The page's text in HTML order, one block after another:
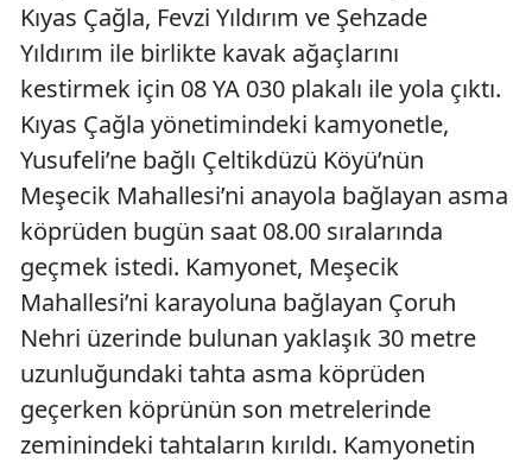
Kıyas Çağla, Fevzi Yıldırım ve Şehzade
Yıldırım ile birlikte kavak ağaçlarını
kestirmek için 08 YA 030 plakalı ile yola çıktı.
Kıyas Çağla yönetimindeki kamyonetle,
Yusufeli’ne bağlı Çeltikdüzü Köyü’nün
Meşecik Mahallesi’ni anayola bağlayan asma
köprüden bugün saat 08.00 sıralarında
geçmek istedi. Kamyonet, Meşecik
Mahallesi’ni karayoluna bağlayan Çoruh
Nehri üzerinde bulunan yaklaşık 30 metre
uzunluğundaki tahta asma köprüden
geçerken köprünün son metrelerinde
zeminindeki tahtaların kırıldı. Kamyonetin